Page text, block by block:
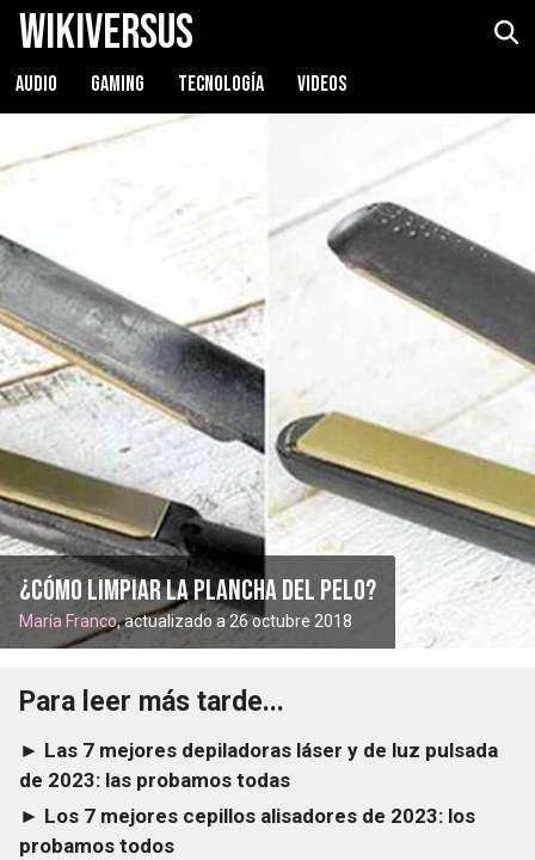
WikiVersus
AUDIO GAMING TECNOLOGÍA VIDEOS
¿Cómo limpiar la plancha del pelo?
María Franco, actualizado a 26 octubre 2018
Para leer más tarde...
► Las 7 mejores depiladoras láser y de luz pulsada
de 2023: las probamos todas
► Los 7 mejores cepillos alisadores de 2023: los
probamos todos